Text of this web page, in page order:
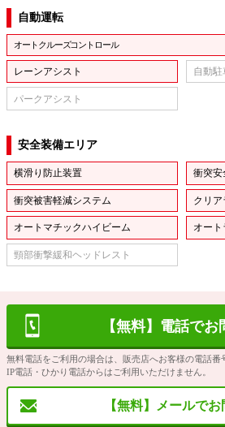
自動運転
オートクルーズコントロール
レーンアシスト 自動駐
パークアシスト
安全装備エリア
横滑り防止装置 衝突安
衝突被害軽減システム クリ
オートマチックハイビーム オート
頸部衝撃緩和ヘッドレスト
【無料】電話でお
無料電話をご利用の場合は、販売店へお客様の電話番
IP電話・ひかり電話からはご利用いただけません。
【無料】メールで